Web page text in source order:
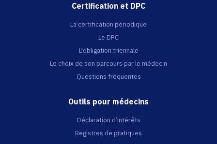
Certification et DPC
La certification périodique
Le DPC
L'obligation triennale
Le choix de son parcours par le médecin
Questions fréquentes
Outils pour médecins
Déclaration d’intérêts
Registres de pratiques